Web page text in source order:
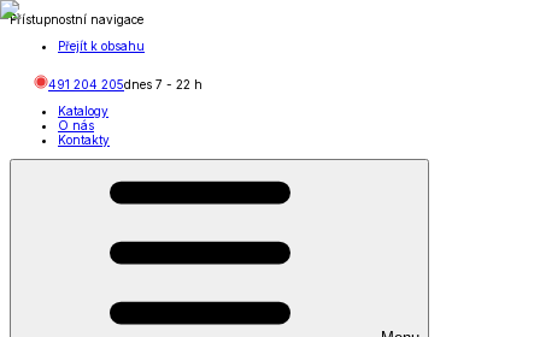
Přístupnostní navigace
Přejít k obsahu
491 204 205dnes 7 - 22 h
Katalogy
O nás
Kontakty